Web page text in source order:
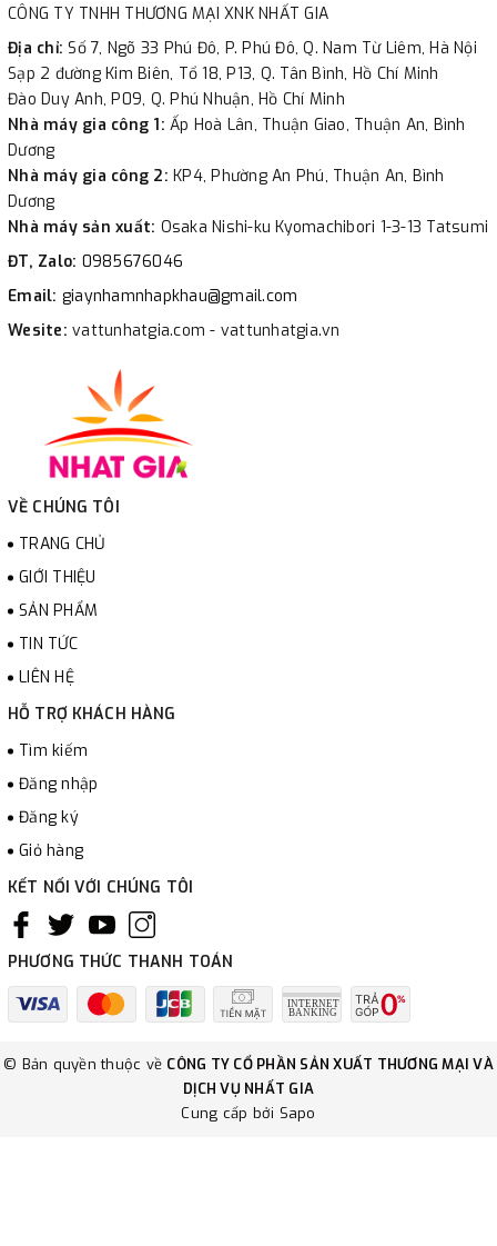
CÔNG TY TNHH THƯƠNG MẠI XNK NHẤT GIA
Địa chỉ:Số 7, Ngõ 33 Phú Đô, P. Phú Đô, Q. Nam Từ Liêm, Hà Nội
Sạp 2 đường Kim Biên, Tổ 18, P13, Q. Tân Bình, Hồ Chí Minh
Đào Duy Anh, P09, Q. Phú Nhuận, Hồ Chí Minh
Nhà máy gia công 1: Ấp Hoà Lân, Thuận Giao, Thuận An, Bình
Dương
Nhà máy gia công 2: KP4, Phường An Phú, Thuận An, Bình
Dương
Nhà máy sản xuất: Osaka Nishi-ku Kyomachibori 1-3-13 Tatsumi
ĐT, Zalo: 0985676046
Email: giaynhamnhapkhau@gmail.com
Wesite: vattunhatgia.com - vattunhatgia.vn
VỀ CHÚNG TÔI
TRANG CHỦ
GIỚI THIỆU
SẢN PHẨM
TIN TỨC
LIÊN HỆ
HỖ TRỢ KHÁCH HÀNG
Tìm kiếm
Đăng nhập
Đăng ký
Giỏ hàng
KẾT NỐI VỚI CHÚNG TÔI
PHƯƠNG THỨC THANH TOÁN
© Bản quyền thuộc về CÔNG TY CỔ PHẦN SẢN XUẤT THƯƠNG MẠI VÀ
DỊCH VỤ NHẤT GIA
Cung cấp bởi Sapo